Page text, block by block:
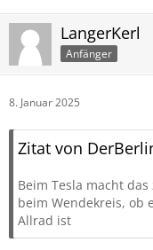
LangerKerl
Anfänger
8. Januar 2025
Zitat von
Beim Tesla macht
beim Wendekreis, ob
Allrad ist